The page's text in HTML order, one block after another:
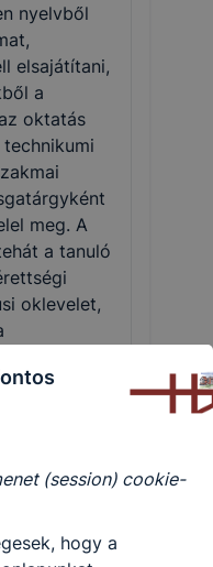
nyelvből
elsajátítani,
a
oktatás
meg. A
a tanuló
oklevelet,
is.
szakmai
és
kat és mire
és
következő
hogyan
felmérésével, hogy
vagy használja
biztosítsunk
ha ismét
(session) cookie-
hogy a